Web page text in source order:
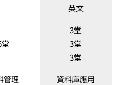
英文
3堂
3堂
3堂
管理 資料庫應用